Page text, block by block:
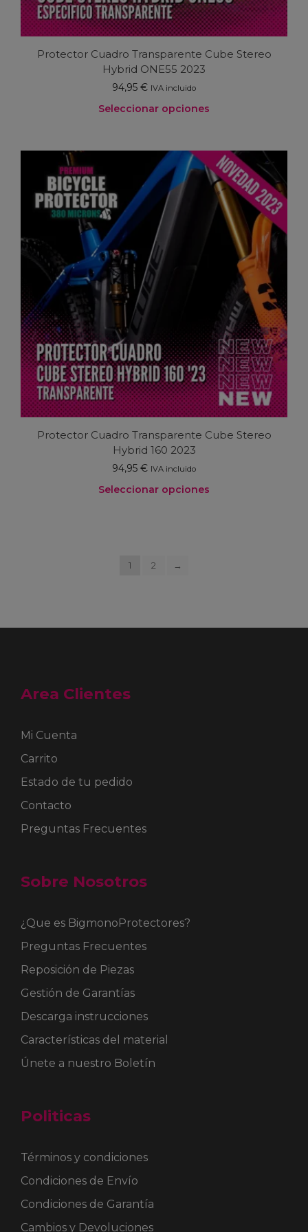
Protector Cuadro Transparente Cube Stereo
Hybrid ONE55 2023
94,95 € IVA incluido
Seleccionar opciones
tiene
múltiples
variantes.
Las
opciones
se
pueden
elegir
en
la
Protector Cuadro Transparente Cube Stereo
Hybrid 160 2023
94,95 € IVA incluido
Seleccionar opciones
variantes.
elegir
1 2 →
Area Clientes
Mi Cuenta
Carrito
Estado de tu pedido
Contacto
Preguntas Frecuentes
Sobre Nosotros
¿Que es BigmonoProtectores?
Preguntas Frecuentes
Reposición de Piezas
Gestión de Garantías
Descarga instrucciones
Características del material
Únete a nuestro Boletín
Politicas
Términos y condiciones
Condiciones de Envío
Condiciones de Garantía
Cambios y Devoluciones